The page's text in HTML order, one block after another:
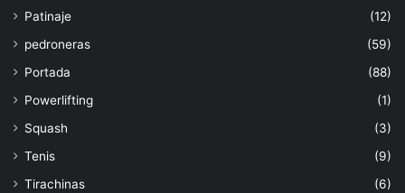
Patinaje
(12)
pedroneras
(59)
Portada
(88)
Powerlifting
(1)
Squash
(3)
Tenis
(9)
Tirachinas
(6)